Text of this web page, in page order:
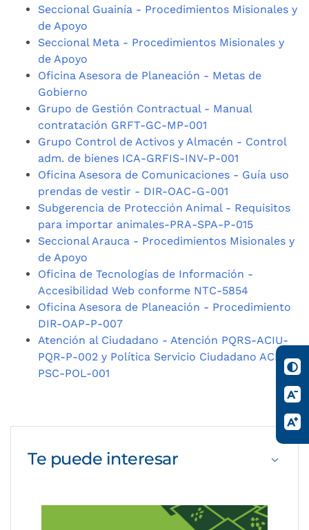
Seccional Guainía - Procedimientos Misionales y
de Apoyo
Seccional Meta - Procedimientos Misionales y
de Apoyo
Oficina Asesora de Planeación - Metas de
Gobierno
Grupo de Gestión Contractual - Manual
contratación GRFT-GC-MP-001
Grupo Control de Activos y Almacén - Control
adm. de bienes ICA-GRFIS-INV-P-001
Oficina Asesora de Comunicaciones - Guía uso
prendas de vestir - DIR-OAC-G-001
Subgerencia de Protección Animal - Requisitos
para importar animales-PRA-SPA-P-015
Seccional Arauca - Procedimientos Misionales y
de Apoyo
Oficina de Tecnologías de Información -
Accesibilidad Web conforme NTC-5854
Oficina Asesora de Planeación - Procedimiento
DIR-OAP-P-007
Atención al Ciudadano - Atención PQRS-ACIU-
PQR-P-002 y Política Servicio Ciudadano ACIU-
PSC-POL-001
Te puede interesar